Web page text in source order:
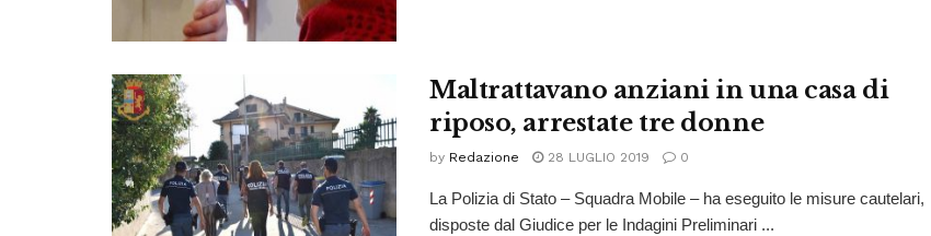
Maltrattavano anziani in una casa di
riposo, arrestate tre donne
by Redazione 28 LUGLIO 2019 0
La Polizia di Stato – Squadra Mobile – ha eseguito le misure cautelari,
disposte dal Giudice per le Indagini Preliminari ...